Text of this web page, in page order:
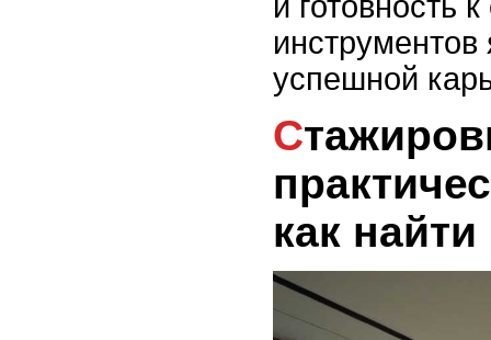
успешной
Стажировки и
как